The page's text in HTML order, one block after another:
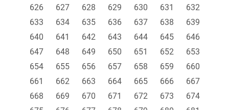
626
627 628 629 630 631
632
633
634 635 636 637 638
639
640
641 642 643 644 645
646
647
648 649 650 651 652
653
654
655 656 657 658 659
660
661
662 663 664 665 666
667
668
669 670 671 672 673
674